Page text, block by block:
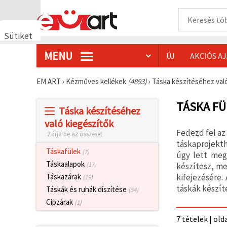
Sütiket
használunk
technológiákat
hozzájárulásával
MENU ÚJ AKCIÓS
EM ART › Kézműves kellékek (4893)› Táska készítéséhez
Táska készítéséhez
való kiegészítők
Zárja be az összeset
Táskafülek (7)
Táskaalapok (17)
Táskazárak (19)
Táskák és ruhák díszítése (54)
Cipzárak (1)
TÁSKA
Fedezd fel
úgy lett
készítesz,
táskák
7 tételek |